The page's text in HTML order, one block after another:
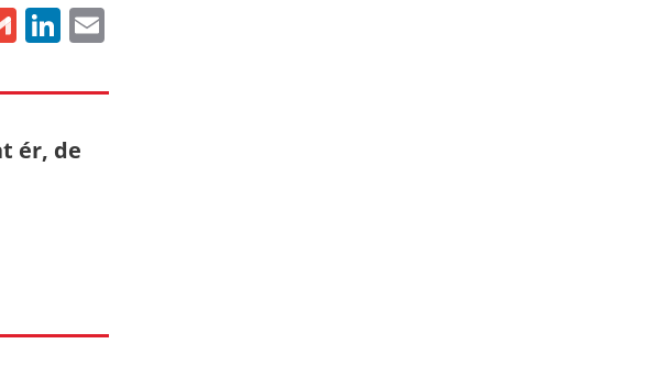
GmailLinkedIn
Email
ér, de